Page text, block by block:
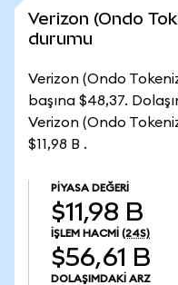
Verizon (Ondo
durumu
Verizon (Ondo
başına $48,37.
Verizon (Ondo
$11,98 B .
PIYASA DEĞERI
$11,98 B
İŞLEM HACMI (24S)
$56,61 B
DOLAŞIMDAKI ARZ